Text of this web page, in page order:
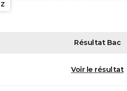
Z
RésultatBac
Voir le résultat